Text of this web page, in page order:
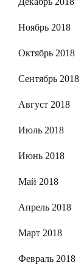
Ноябрь 2018
Октябрь 2018
Сентябрь 2018
Август 2018
Июль 2018
Июнь 2018
Май 2018
Апрель 2018
Март 2018
Февраль 2018